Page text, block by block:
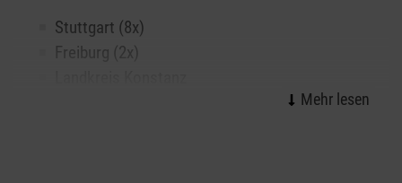
Lieferung am selben Tag nicht garantieren.
Einkäufen zu ermöglichen, beschränkt sich der
Stuttgart (8x)
Freiburg (2x)